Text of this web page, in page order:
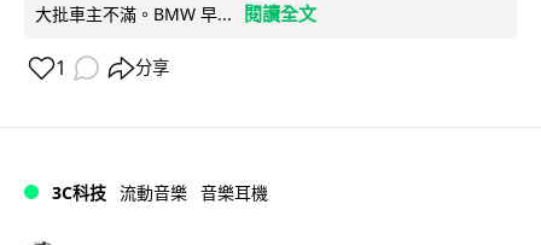
大批車主不滿。BMW 早...
閱讀全文
1 分享
3C科技 流動音樂 音樂耳機